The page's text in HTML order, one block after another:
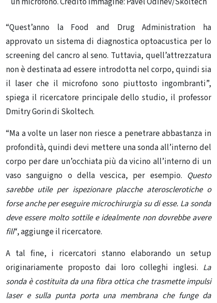
“Quest’anno la Food and Drug Administration ha
approvato un sistema di diagnostica optoacustica per lo
screening del cancro al seno. Tuttavia, quell’attrezzatura
non è destinata ad essere introdotta nel corpo, quindi sia
il laser che il microfono sono piuttosto ingombranti”,
spiega il ricercatore principale dello studio, il professor
Dmitry Gorin di Skoltech.
“Ma a volte un laser non riesce a penetrare abbastanza in
profondità, quindi devi mettere una sonda all’interno del
corpo per dare un’occhiata più da vicino all’interno di un
vaso sanguigno o della vescica, per esempio. Questo
sarebbe utile per ispezionare placche aterosclerotiche o
forse anche per eseguire microchirurgia su di esse. La sonda
deve essere molto sottile e idealmente non dovrebbe avere
fili“, aggiunge il ricercatore.
A tal fine, i ricercatori stanno elaborando un setup
originariamente proposto dai loro colleghi inglesi. La
sonda è costituita da una fibra ottica che trasmette impulsi
laser e sulla punta porta una membrana che funge da